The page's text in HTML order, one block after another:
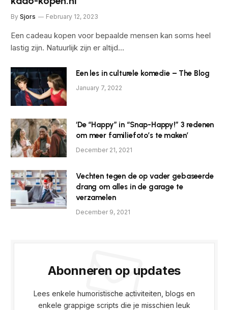
By Sjors February 12, 2023
Een cadeau kopen voor bepaalde mensen kan soms heel
lastig zijn. Natuurlijk zijn er altijd…
Een les in culturele komedie – The Blog
January 7, 2022
‘De “Happy” in “Snap-Happy!” 3 redenen
om meer familiefoto’s te maken’
December 21, 2021
Vechten tegen de op vader gebaseerde
drang om alles in de garage te
verzamelen
December 9, 2021
Abonneren op updates
Lees enkele humoristische activiteiten, blogs en
enkele grappige scripts die je misschien leuk